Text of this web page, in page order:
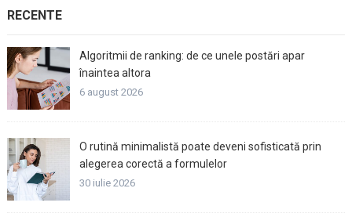
RECENTE
Algoritmii de ranking: de ce unele postări apar
înaintea altora
6 august 2026
O rutină minimalistă poate deveni sofisticată prin
alegerea corectă a formulelor
30 iulie 2026